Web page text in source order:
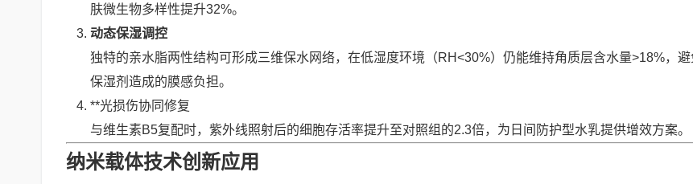
肤微生物多样性提升32%。
动态保湿调控
独特的亲水脂两性结构可形成三维保水网络，在低湿度环境（RH<30%）仍能维持角质层含水量>18%，
保湿剂造成的膜感负担。
**光损伤协同修复
与维生素B5复配时，紫外线照射后的细胞存活率提升至对照组的2.3倍，为日间防护型水乳提供增效方案。
纳米载体技术创新应用